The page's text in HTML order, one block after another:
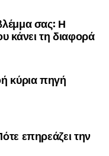
σας: Η
κάνει τη διαφορά
κύρια πηγή
επηρεάζει την